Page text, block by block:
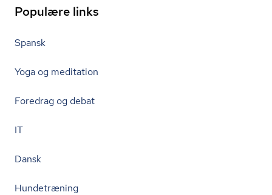
Populære links
Spansk
Yoga og meditation
Foredrag og debat
IT
Dansk
Hundetræning